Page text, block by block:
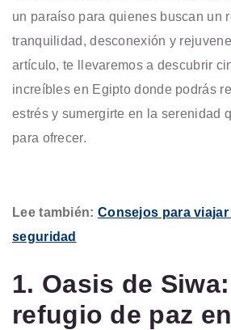
un paraíso para quienes buscan un
tranquilidad, desconexión y
artículo, te llevaremos a descubrir
increíbles en Egipto donde podrás
estrés y sumergirte en la serenidad
para ofrecer.
Lee también: Consejos para
seguridad
1. Oasis de
refugio de paz